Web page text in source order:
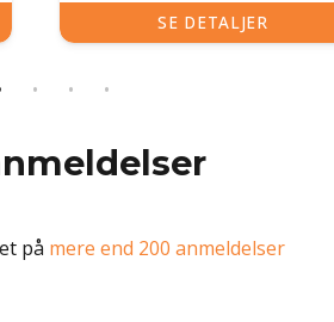
SE DETALJER
på mere end 200 anmeldelser